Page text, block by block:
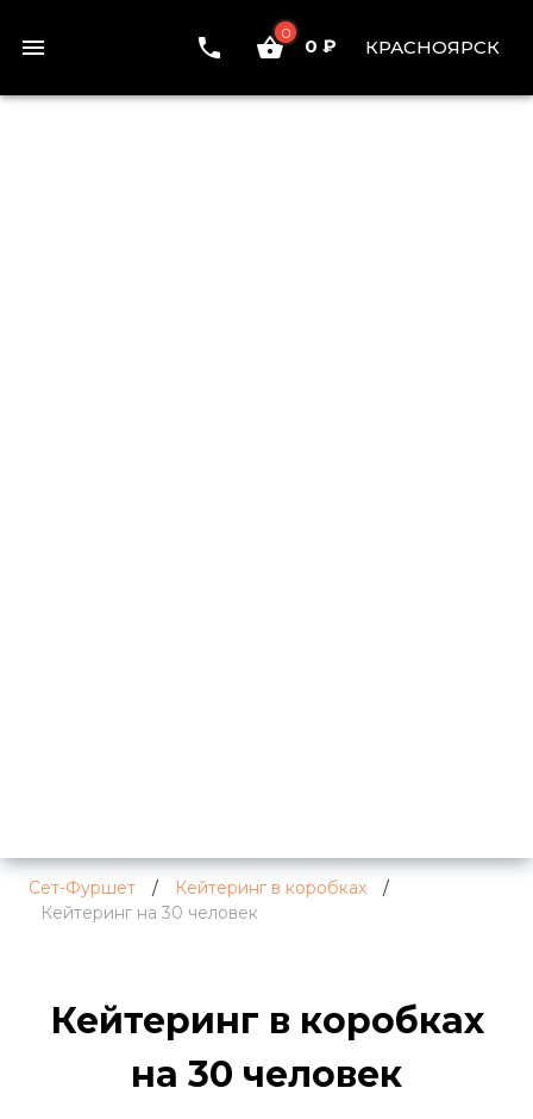
0
0 ₽ КРАСНОЯРСК
Сет-Фуршет / Кейтеринг в коробках
/
Кейтеринг на 30 человек
Кейтеринг в коробках
на 30 человек